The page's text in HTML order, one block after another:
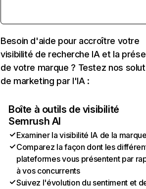
Besoin d'aide pour accroître votre
visibilité de recherche IA et la
de votre marque ? Testez nos
de marketing par l'IA :
Boîte à outils de visibilité
Semrush AI
Examiner la visibilité IA de la
Comparez la façon dont les
plateformes vous présentent par
à vos concurrents
Suivez l'évolution du sentiment et